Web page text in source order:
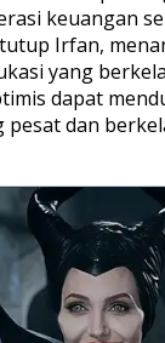
keuangan
Irfan,
yang
dapat
pesat dan